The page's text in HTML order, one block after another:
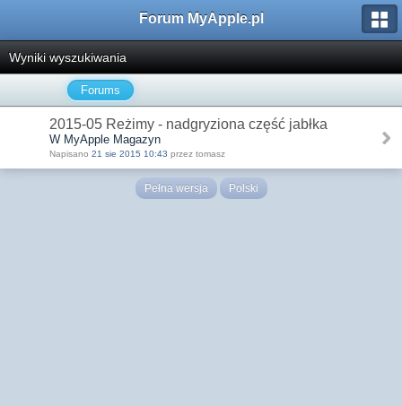
Forum MyApple.pl
Wyniki wyszukiwania
Forums
2015-05 Reżimy - nadgryziona część jabłka
W MyApple Magazyn
Napisano 21 sie 2015 10:43 przez tomasz
Pełna wersja Polski